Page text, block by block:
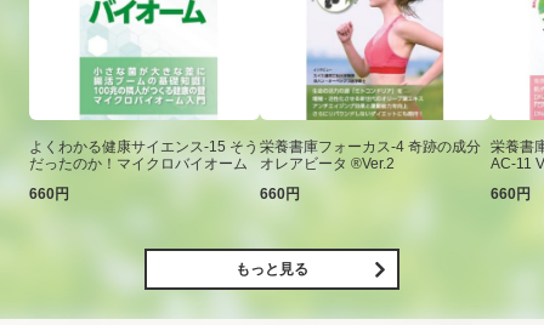
よくわかる健康サイエンス-15 そう
だったのか！マイクロバイオーム
660円
栄養書庫フォーカス-4 奇跡の成分
オレアビータ ®Ver.2
660円
栄養書
AC-11
660円
もっと見る